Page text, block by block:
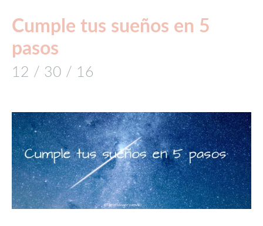
Cumple tus sueños en 5
pasos
12 / 30 / 16